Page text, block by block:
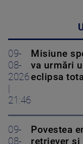
09-
08-
2026
21:46
Misiune
va urmări
eclipsa
09-
08-
Povestea
retriever și